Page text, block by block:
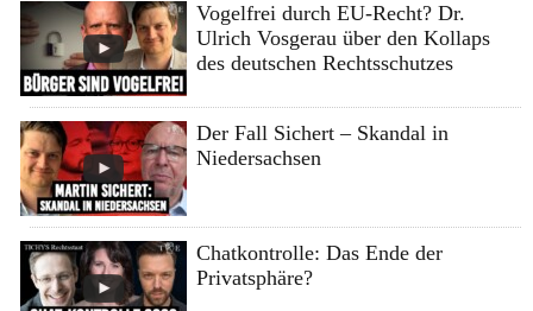
Vogelfrei durch EU-Recht? Dr.
Ulrich Vosgerau über den Kollaps
des deutschen Rechtsschutzes
Der Fall Sichert – Skandal in
Niedersachsen
Chatkontrolle: Das Ende der
Privatsphäre?